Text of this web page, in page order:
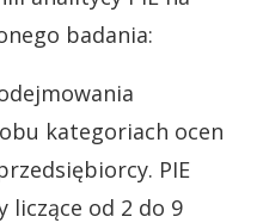
badania:
kategoriach ocen
PIE
liczące od 2 do 9